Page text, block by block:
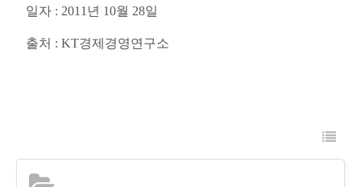
일자 : 2011년 10월 28일
출처 : KT경제경영연구소